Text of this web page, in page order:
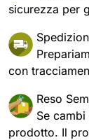
sicurezza per
con
Reso
Se
prodotto. Il